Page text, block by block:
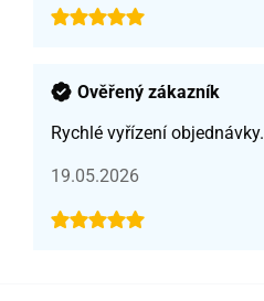
Ověřený zákazník
Rychlé vyřízení objednávky.
19.05.2026